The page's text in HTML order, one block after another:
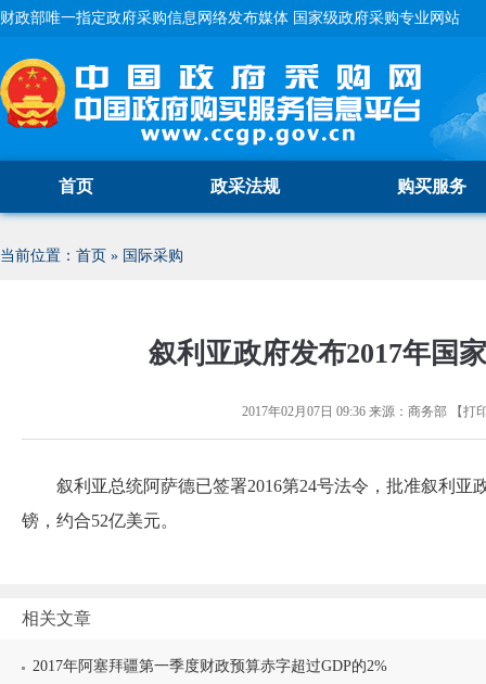
财政部唯一指定政府采购信息网络发布媒体 国家级政府采购专业网站
首页 政采法规 购买服务
当前位置： 首页 » 国际采购
叙利亚政府发布2017年国
2017年02月07日 09:36来源： 商务部【打
叙利亚总统阿萨德已签署2016第24号法令，批准叙利亚
镑，约合52亿美元。
相关文章
2017年阿塞拜疆第一季度财政预算赤字超过GDP的2%